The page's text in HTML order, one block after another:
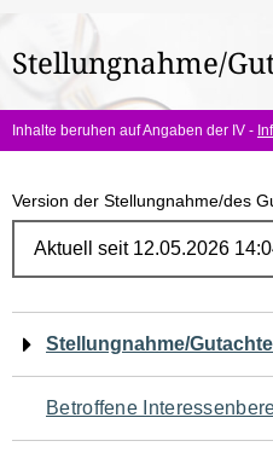
hier:
Stellungnahme/
Inhalte beruhen auf Angaben der IV -
Version der Stellungnahme/des
Navigation
für
den
Stellungnahme/
Betroffene